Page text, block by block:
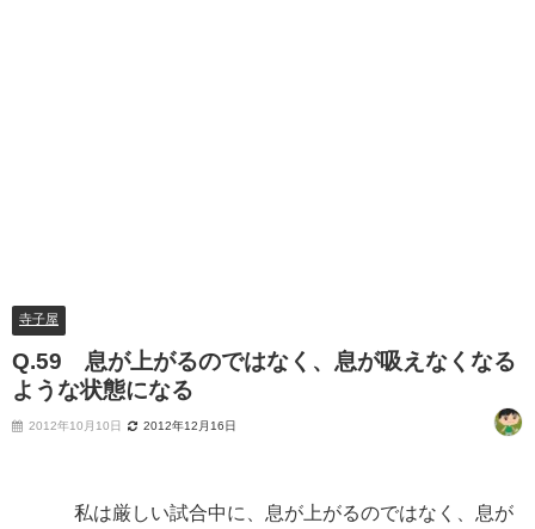
寺子屋
Q.59 息が上がるのではなく、息が吸えなくなる
ような状態になる
2012年10月10日 2012年12月16日
私は厳しい試合中に、息が上がるのではなく、息が